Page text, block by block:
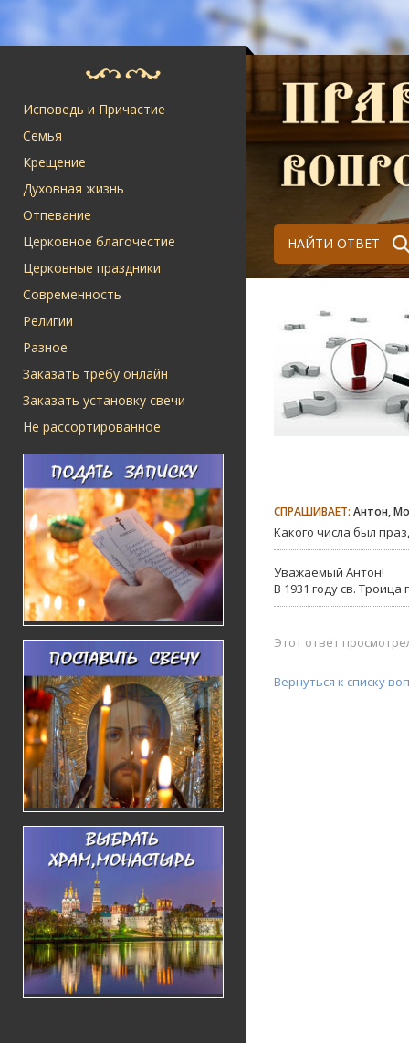
Исповедь и Причастие
Семья
Крещение
Духовная жизнь
Отпевание
Церковное благочестие
Церковные праздники
Современность
Религии
Разное
Заказать требу онлайн
Заказать установку свечи
Не рассортированное
НАЙТИ ОТВЕТ
СПРАШИВАЕТ: Антон,
Какого числа был
Уважаемый Антон!
В 1931 году св.
Этот ответ
Вернуться к списку